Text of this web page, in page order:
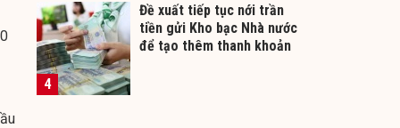
4
Đề xuất tiếp tục nới trần
tiền gửi Kho bạc Nhà nước
để tạo thêm thanh khoản